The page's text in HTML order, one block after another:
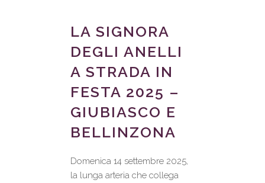
LA SIGNORA
DEGLI ANELLI
A STRADA IN
FESTA 2025 –
GIUBIASCO E
BELLINZONA
Domenica 14 settembre 2025,
la lunga arteria che collega